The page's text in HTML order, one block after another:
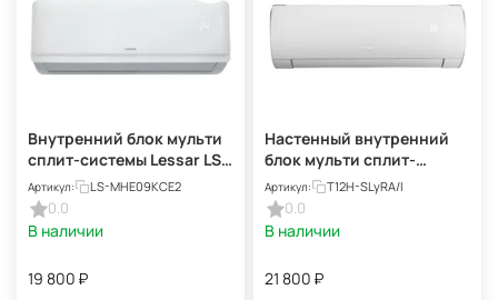
Внутренний блок мульти
сплит-системы Lessar LS-
MHE09KCE2 eMagic
Inverter
Артикул: LS-MHE09KCE2
0.0
В наличии
19 800 ₽
Настенный внутренний
блок мульти сплит-
системы Tosot Lyra Free
match T12H-SLyRA/I
Артикул: T12H-SLyRA/I
0.0
В наличии
21 800 ₽